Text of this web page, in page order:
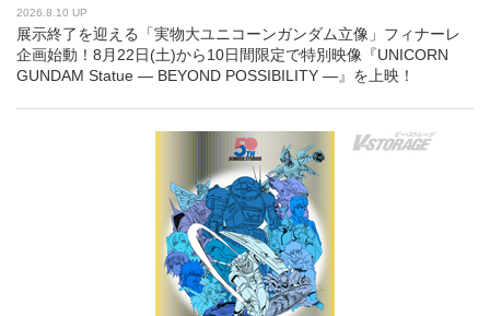
2026.8.10 UP
展示終了を迎える「実物大ユニコーンガンダム立像」フィナーレ
企画始動！8月22日(土)から10日間限定で特別映像『UNICORN
GUNDAM Statue ― BEYOND POSSIBILITY ―』を上映！